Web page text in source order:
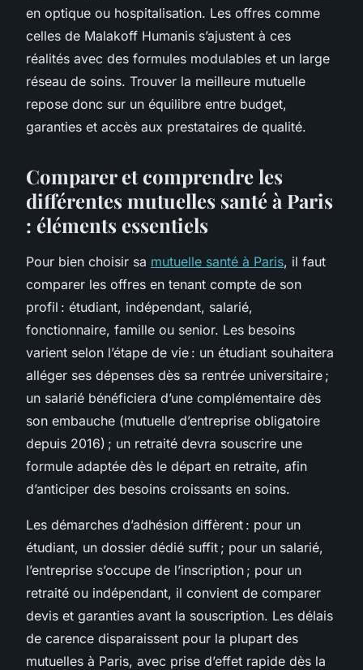
en optique ou hospitalisation. Les offres comme
celles de Malakoff Humanis s’ajustent à ces
réalités avec des formules modulables et un large
réseau de soins. Trouver la meilleure mutuelle
repose donc sur un équilibre entre budget,
garanties et accès aux prestataires de qualité.
Comparer et comprendre les
différentes mutuelles santé à Paris
: éléments essentiels
Pour bien choisir sa mutuelle santé à Paris, il faut
comparer les offres en tenant compte de son
profil : étudiant, indépendant, salarié,
fonctionnaire, famille ou senior. Les besoins
varient selon l’étape de vie : un étudiant souhaitera
alléger ses dépenses dès sa rentrée universitaire ;
un salarié bénéficiera d’une complémentaire dès
son embauche (mutuelle d’entreprise obligatoire
depuis 2016) ; un retraité devra souscrire une
formule adaptée dès le départ en retraite, afin
d’anticiper des besoins croissants en soins.
Les démarches d’adhésion diffèrent : pour un
étudiant, un dossier dédié suffit ; pour un salarié,
l’entreprise s’occupe de l’inscription ; pour un
retraité ou indépendant, il convient de comparer
devis et garanties avant la souscription. Les délais
de carence disparaissent pour la plupart des
mutuelles à Paris, avec prise d’effet rapide dès la